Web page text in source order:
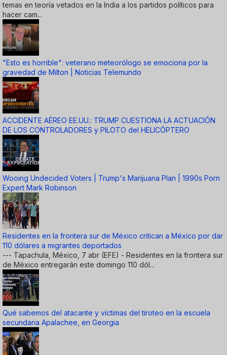
temas en teoría vetados en la India a los partidos políticos para
hacer cam...
"Esto es horrible": veterano meteorólogo se emociona por la
gravedad de Milton | Noticias Telemundo
ACCIDENTE AÉREO EE.UU.: TRUMP CUESTIONA LA ACTUACIÓN
DE LOS CONTROLADORES y PILOTO del HELICÓPTERO
Wooing Undecided Voters | Trump's Marijuana Plan | 1990s Porn
Expert Mark Robinson
Residentes en la frontera sur de México critican a México por dar
110 dólares a migrantes deportados
--- Tapachula, México, 7 abr (EFE) - Residentes en la frontera sur
de México entregarán este domingo 110 dól...
Qué sabemos del atacante y víctimas del tiroteo en la escuela
secundaria Apalachee, en Georgia